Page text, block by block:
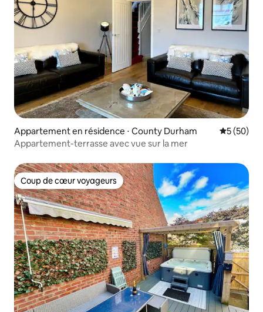
Appartement en résidence ⋅ County Durham
5 (50)
Appartement-terrasse avec vue sur la mer
Coup de cœur voyageurs
Coup de cœur voyageurs